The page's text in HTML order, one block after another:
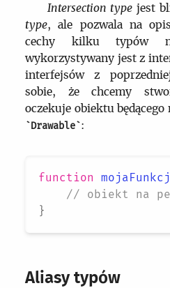
Intersection typejest
type, ale pozwala na
cechy kilku typów
wykorzystywany jest z
interfejsów z
sobie, że chcemy
oczekuje obiektu będącego
Drawable :
function
// obiekt na
}
Aliasy typów